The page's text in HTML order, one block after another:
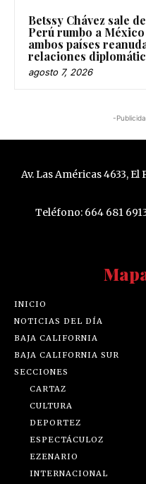
Betssy Chávez sale
Perú rumbo a
ambos países
relaciones
agosto 7, 2026
-
Av. Las Américas 4633, El
Teléfono: 664 681
INICIO
NOTICIAS DEL DÍA
BAJA CALIFORNIA
BAJA CALIFORNIA SUR
SECCIONES
CARTAZ
CULTURA
DEPORTEZ
ESPECTÁCULOZ
EZENARIO
INTERNACIONAL